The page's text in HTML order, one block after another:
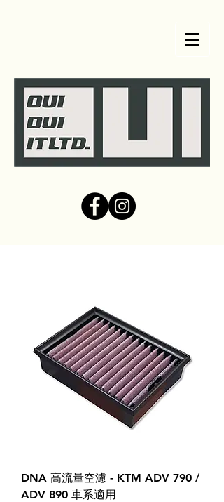
DNA 高流量空濾 - KTM ADV 790 /
ADV 890 車系適用